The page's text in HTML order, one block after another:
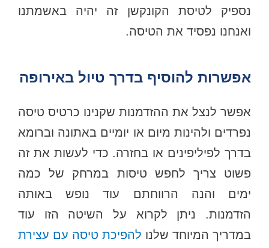
נספיק לטיסת הקונקשן זה יהיה באשמתנו
ואנחנו נפסיד את הטיסה.
אפשרות להוסיף בדרך טיול באירופה
אפשר לנצל את ההזדמנות שקנינו כרטיס טיסה
נפרדים ולהינות מיום או יומיים באתונה וברומא
בדרך לפיליפינים או בחזרה. כדי לעשות את זה
פשוט צריך לחפש טיסות במרחק של כמה
ימים והנה הרווחתם עוד נופש באותה
הזדמנות. ניתן לקרוא על השיטה הזו עוד
במדריך המיוחד שלנו להפיכת טיסה עם עצירת